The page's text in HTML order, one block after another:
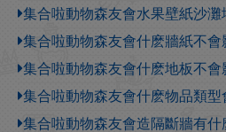
集合啦動物森友會水果壁紙沙
集合啦動物森友會什麽牆紙不會
集合啦動物森友會什麽地板不會
集合啦動物森友會什麽物品類型
集合啦動物森友會造隔斷牆有什